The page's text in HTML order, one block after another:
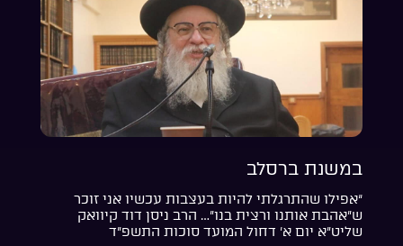
במשנת ברסלב
“אפילו שהתרגלתי להיות בעצבות עכשיו אני זוכר
ש”אהבת אותנו ורצית בנו”… הרב ניסן דוד קיוואק
שליט”א יום א’ דחול המועד סוכות התשפ”ד